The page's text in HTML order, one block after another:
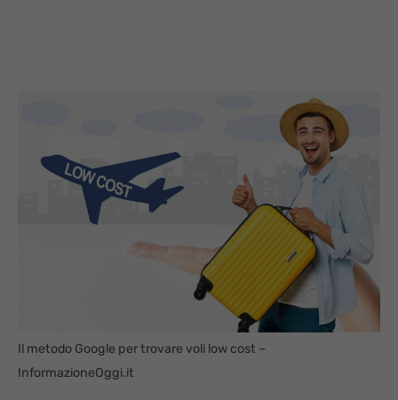
Il metodo Google per trovare voli low cost –
InformazioneOggi.it